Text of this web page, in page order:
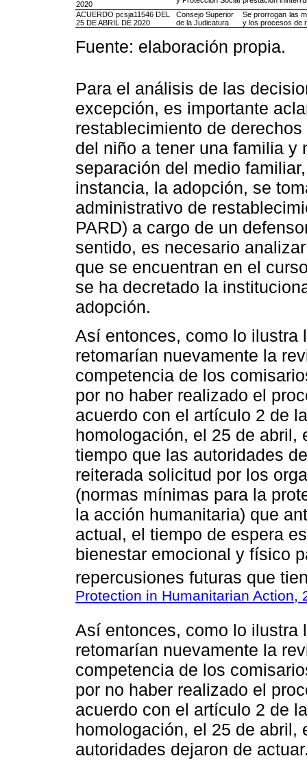
2020
ACUERDO pcsja11546 DEL
25 DE ABRIL DE 2020
Consejo Superior
de la Judicatura
Se prorrogan las
y los procesos de
Fuente: elaboración propia.
Para el análisis de las
excepción, es importante
restablecimiento de
del niño a tener una familia y
separación del medio
instancia, la adopción, se
administrativo de
PARD) a cargo de un
sentido, es necesario
que se encuentran en el
se ha decretado la
adopción.
Así entonces, como lo ilustra
retomarían nuevamente la
competencia de los
por no haber realizado el
acuerdo con el artículo 2 de
homologación, el 25 de abril,
tiempo que las autoridades
reiterada solicitud por los
(normas mínimas para la
la acción humanitaria) que
actual, el tiempo de espera
bienestar emocional y físico
repercusiones futuras que
Protection in Humanitarian Action,
Así entonces, como lo ilustra
retomarían nuevamente la
competencia de los
por no haber realizado el
acuerdo con el artículo 2 de
homologación, el 25 de abril,
autoridades dejaron de